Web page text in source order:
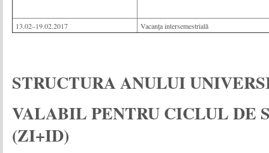
13.02–19.02.2017 Vacanţa intersemestrială
STRUCTURA ANULUI
VALABIL PENTRU CICLUL DE
(ZI+ID)